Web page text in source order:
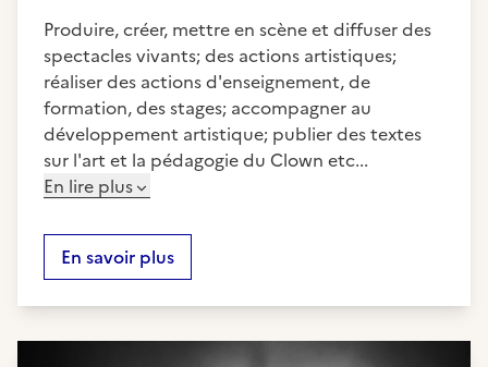
Produire, créer, mettre en scène et diffuser des
spectacles vivants; des actions artistiques;
réaliser des actions d'enseignement, de
formation, des stages; accompagner au
développement artistique; publier des textes
sur l'art et la pédagogie du Clown etc...
En lire plus
En savoir plus